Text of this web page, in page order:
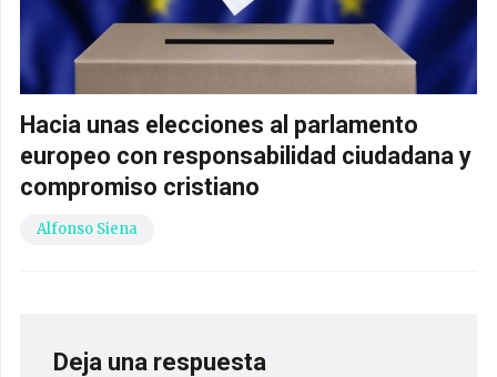
Hacia unas elecciones al parlamento
europeo con responsabilidad ciudadana y
compromiso cristiano
Alfonso Siena
Deja una respuesta